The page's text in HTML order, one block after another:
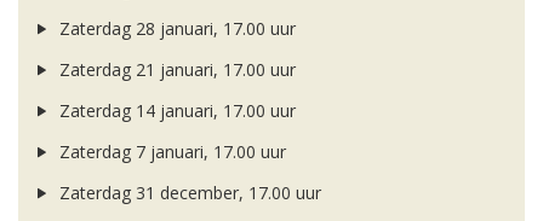
Zaterdag 28 januari, 17.00 uur
Zaterdag 21 januari, 17.00 uur
Zaterdag 14 januari, 17.00 uur
Zaterdag 7 januari, 17.00 uur
Zaterdag 31 december, 17.00 uur